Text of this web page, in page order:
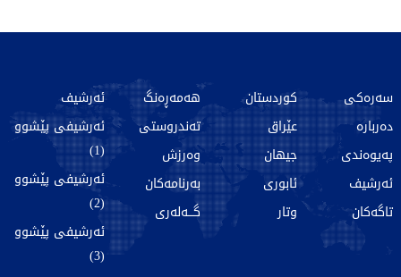
سەرەکی
دەربارە
پەیوەندی
ئەرشیف
تاگەکان
کوردستان
عێراق
جیهان
ئابوری
وتار
هەمەڕەنگ
تەندروستی
وەرزش
بەرنامەکان
گـــەلەری
ئەرشیف
ئەرشیفی پێشوو
(1)
ئەرشیفی پێشوو
(2)
ئەرشیفی پێشوو
(3)